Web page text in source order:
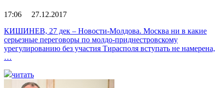
17:06 27.12.2017
КИШИНЕВ, 27 дек – Новости-Молдова. Москва ни в какие
серьезные переговоры по молдо-приднестровскому
урегулированию без участия Тирасполя вступать не намерена,
…
читать